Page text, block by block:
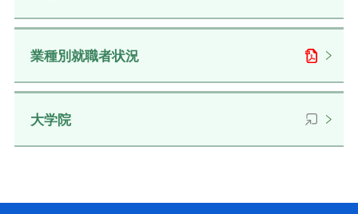
業種別就職者状況
大学院